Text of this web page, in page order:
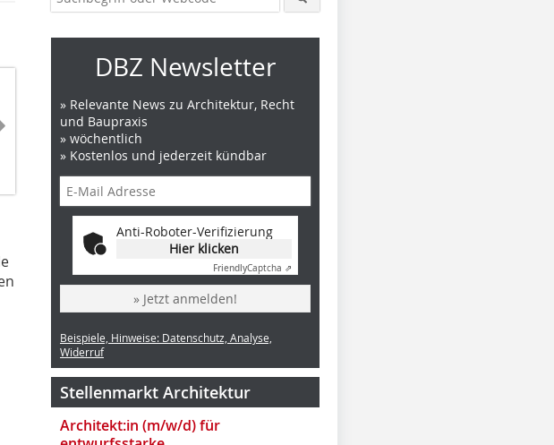
DBZ Newsletter
» Relevante News zu Architektur, Recht
und Baupraxis
» wöchentlich
» Kostenlos und jederzeit kündbar
Anti-Roboter-Verifizierung
Hier klicken
FriendlyCaptcha ⇗
» Jetzt anmelden!
Beispiele, Hinweise: Datenschutz, Analyse,
Widerruf
Stellenmarkt Architektur
Architekt:in (m/w/d) für